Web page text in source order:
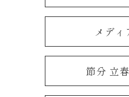
メデ
節分 立